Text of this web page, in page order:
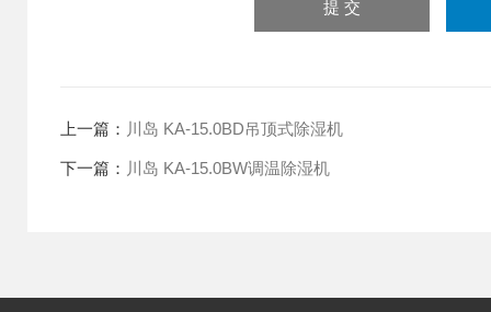
上一篇： 川岛 KA-15.0BD吊顶式除湿机
下一篇： 川岛 KA-15.0BW调温除湿机